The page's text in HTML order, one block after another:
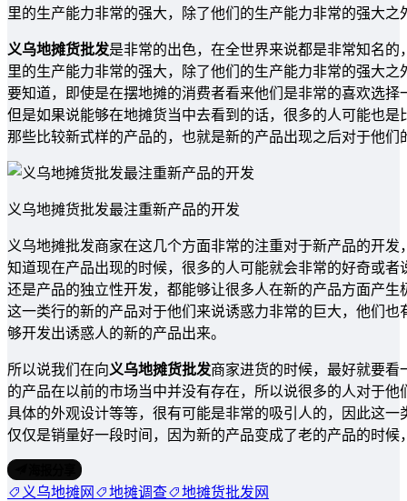
里的生产能力非常的强大，除了他们的生产能力非常的强大
义乌地摊货批发是非常的出色，在全世界来说都是非常知名
里的生产能力非常的强大，除了他们的生产能力非常的强大
要知道，即使是在摆地摊的消费者看来他们是非常的喜欢选
但是如果说能够在地摊货当中去看到的话，很多的人可能也
那些比较新式样的产品的，也就是新的产品出现之后对于他们
义乌地摊货批发最注重新产品的开发
义乌地摊批发商家在这几个方面非常的注重对于新产品的开
知道现在产品出现的时候，很多的人可能就会非常的好奇或
还是产品的独立性开发，都能够让很多人在新的产品方面产
这一类行的新的产品对于他们来说诱惑力非常的巨大，他们
够开发出诱惑人的新的产品出来。
所以说我们在向义乌地摊货批发商家进货的时候，最好就要
的产品在以前的市场当中并没有存在，所以说很多的人对于
具体的外观设计等等，很有可能是非常的吸引人的，因此这
仅仅是销量好一段时间，因为新的产品变成了老的产品的时候
义乌地摊网 地摊调查 地摊货批发网